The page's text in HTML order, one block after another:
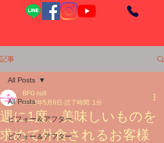
記事
All Posts
ビフォー＆アフター
ビフォー＆アフター
All Posts
週に1度、美味しいものを
求めて外食されるお客様
BFG null
2022年5月6日 読了時間: 1分